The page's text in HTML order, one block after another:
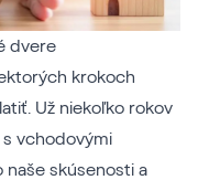
dvere
krokoch
Už niekoľko rokov
vchodovými
skúsenosti a